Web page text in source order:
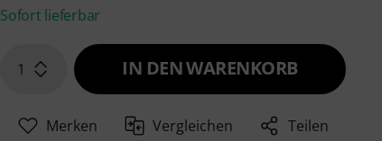
Sofort lieferbar
1 IN DEN WARENKORB
Merken Vergleichen Teilen